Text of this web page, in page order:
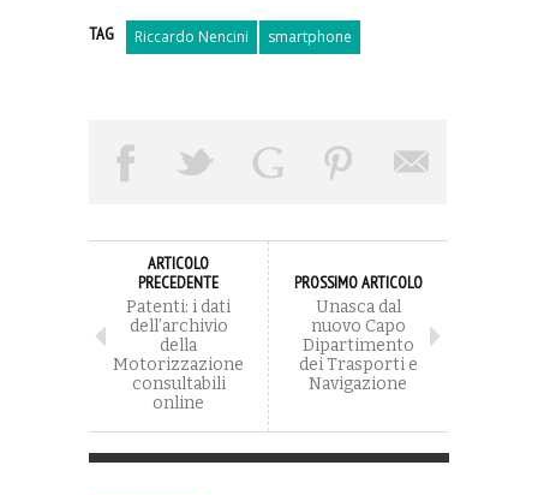
TAG Riccardo Nencini smartphone
ARTICOLO
PRECEDENTE
Patenti: i dati
dell’archivio
della
Motorizzazione
consultabili
online
PROSSIMO ARTICOLO
Unasca dal
nuovo Capo
Dipartimento
dei Trasporti e
Navigazione